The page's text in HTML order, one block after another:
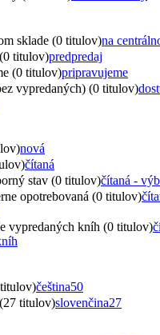
sklade (0 titulov)na
titulov)predpredaj
(0 titulov)pripravujeme
vypredaných) (0 titulov)
nová
čítaná
stav (0 titulov)čítaná -
opotrebovaná (0 titulov)
vypredaných kníh (0 titulov)
čeština50
titulov)slovenčina27